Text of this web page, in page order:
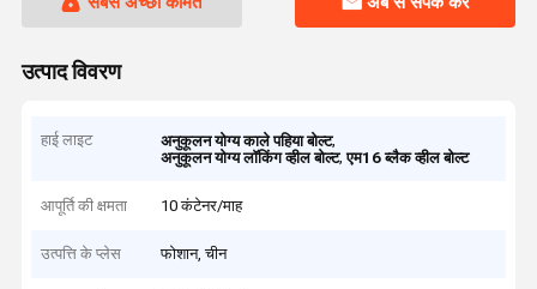
उत्पाद विवरण
हाई लाइट अनुकूलन योग्य काले पहिया बोल्ट,
अनुकूलन योग्य लॉकिंग व्हील बोल्ट,एम16 ब्लैक व्हील बोल्ट
आपूर्ति की क्षमता 10 कंटेनर/माह
उत्पत्ति के प्लेस फोशान, चीन